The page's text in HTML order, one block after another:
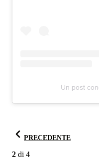
Un post
PRECEDENTE
2 di 4